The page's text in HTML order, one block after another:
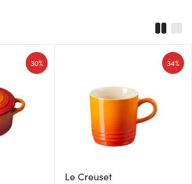
30%
Le Creuset
34%